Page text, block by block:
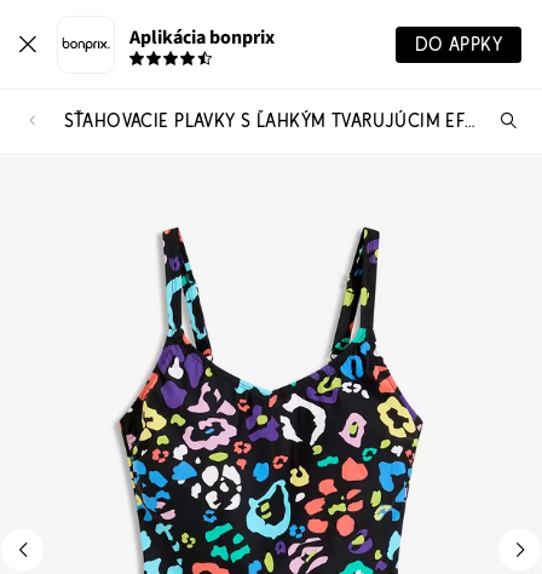
Aplikácia bonprix DO APPKY
SŤAHOVACIE PLAVKY S ĽAHKÝM TVARUJÚCIM EFEKTOM